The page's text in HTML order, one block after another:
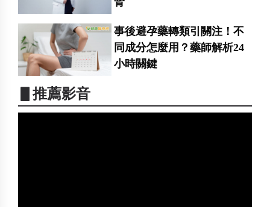
事後避孕藥轉類引關注！不
同成分怎麼用？藥師解析24
小時關鍵
▋推薦影音